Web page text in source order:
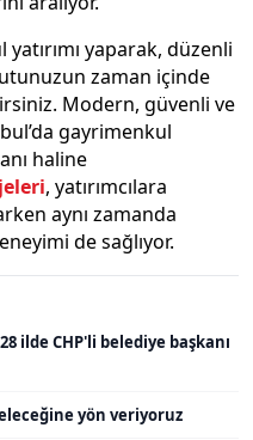
yaparak, düzenli
zaman içinde
Modern, güvenli ve
gayrimenkul
haline
, yatırımcılara
aynı zamanda
de sağlıyor.
ilde CHP'li belediye başkanı
yön veriyoruz